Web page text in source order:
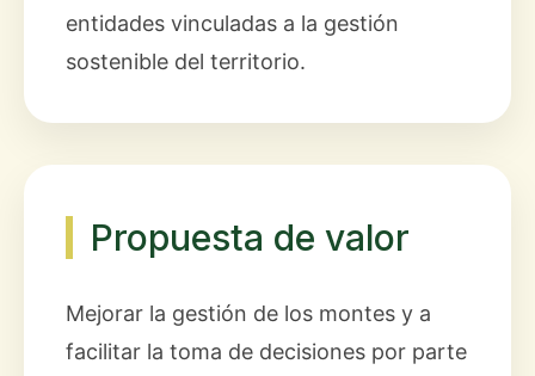
entidades vinculadas a la gestión
sostenible del territorio.
Propuesta de valor
Mejorar la gestión de los montes y a
facilitar la toma de decisiones por parte